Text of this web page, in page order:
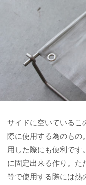
サイドに空いているこ
際に使用する為のも
用した際にも便利で
に固定出来る作り。た
等で使用する際には熱